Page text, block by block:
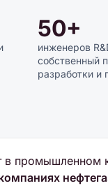
50+
инженеров
собственный
разработки и
в промышленном